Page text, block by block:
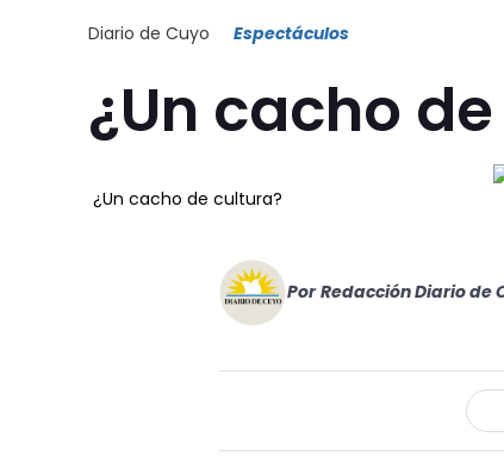
Diario de Cuyo Espectáculos
¿Un cacho
¿Un cacho de cultura?
Por Redacción Diario de